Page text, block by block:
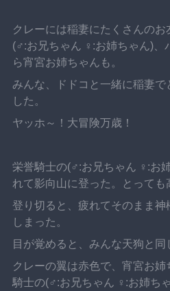
クレーには稲妻にたくさんの
(♂:お兄ちゃん ♀:お姉ちゃん)、
ら宵宮お姉ちゃんも。
みんな、ドドコと一緒に稲妻で
した。
ヤッホ～！大冒険万歳！
栄誉騎士の(♂:お兄ちゃん ♀:お
れて影向山に登った。とっても
登り切ると、疲れてそのまま神
しまった。
目が覚めると、みんな天狗と同
クレーの翼は赤色で、宵宮お
騎士の(♂:お兄ちゃん ♀:お姉ち